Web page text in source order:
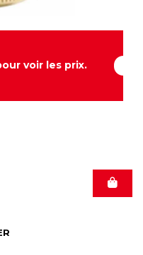
voir les prix.